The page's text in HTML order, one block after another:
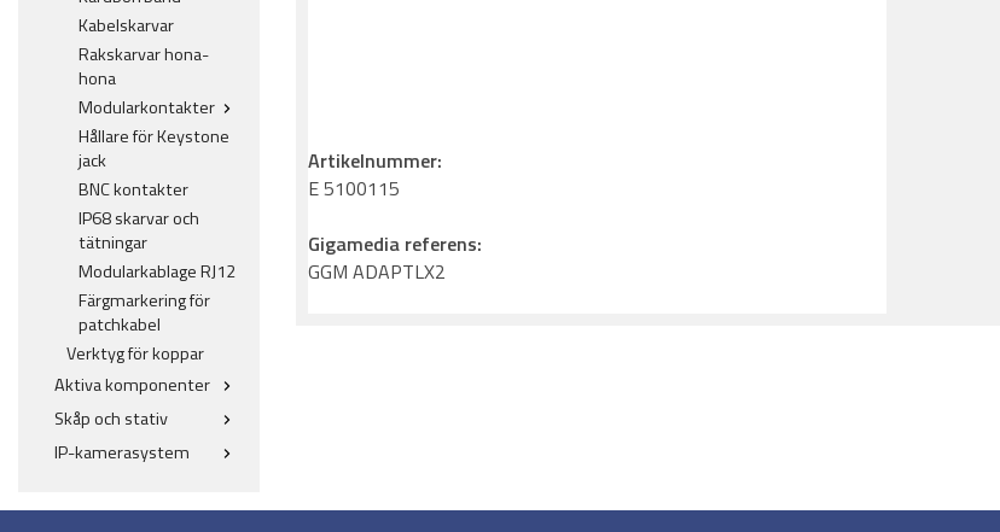
Kabelskarvar
Rakskarvar hona-
hona
Modularkontakter
Hållare för Keystone
jack
BNC kontakter
IP68 skarvar och
tätningar
Modularkablage RJ12
Färgmarkering för
patchkabel
Verktyg för koppar
Aktiva komponenter
Skåp och stativ
IP-kamerasystem
Artikelnummer:
E 5100115
Gigamedia referens:
GGM ADAPTLX2